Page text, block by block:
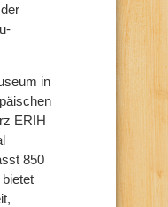
in
ERIH
850